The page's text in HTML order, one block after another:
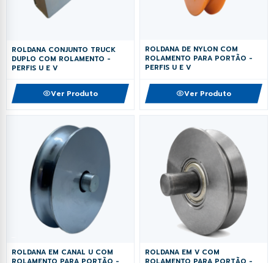
ROLDANA CONJUNTO TRUCK
DUPLO COM ROLAMENTO -
PERFIS U E V
Ver Produto
ROLDANA DE NYLON COM
ROLAMENTO PARA PORTÃO -
PERFIS U E V
Ver Produto
ROLDANA EM CANAL U COM
ROLDANA EM V COM